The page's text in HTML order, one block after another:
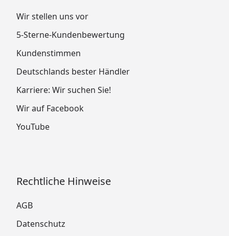
Wir stellen uns vor
5-Sterne-Kundenbewertung
Kundenstimmen
Deutschlands bester Händler
Karriere: Wir suchen Sie!
Wir auf Facebook
YouTube
Rechtliche Hinweise
AGB
Datenschutz